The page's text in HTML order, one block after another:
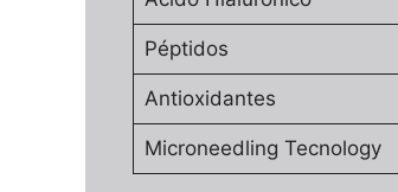
Péptidos
Antioxidantes
Microneedling Tecnology